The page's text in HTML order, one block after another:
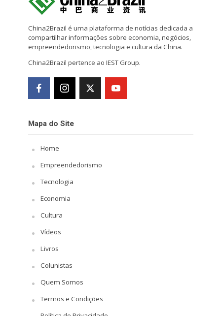
China2Brazil é uma plataforma de notícias dedicada a
compartilhar informações sobre economia, negócios,
empreendedorismo, tecnologia e cultura da China.
China2Brazil pertence ao IEST Group.
Mapa do Site
Home
Empreendedorismo
Tecnologia
Economia
Cultura
Vídeos
Livros
Colunistas
Quem Somos
Termos e Condições